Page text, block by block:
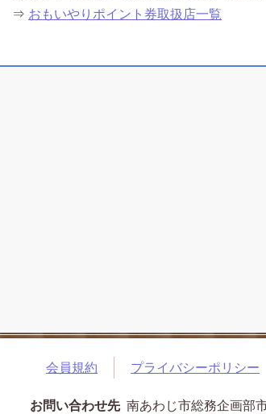
⇒ おもいやりポイント券取扱店一覧
会員規約 プライバシーポリシー
お問い合わせ先 南あわじ市総務企画部